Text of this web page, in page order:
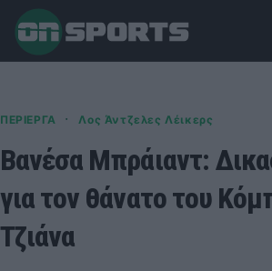
ΠΕΡΙΕΡΓΑ · Λος Άντζελες Λέικερς
Βανέσα Μπράιαντ:
για τον θάνατο του
Τζιάνα